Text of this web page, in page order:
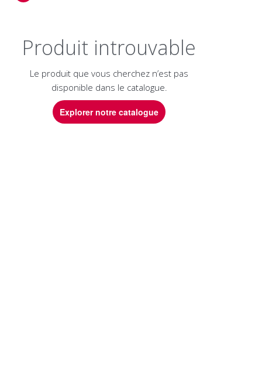
Produit introuvable
Le produit que vous cherchez n’est pas
disponible dans le catalogue.
Explorer notre catalogue